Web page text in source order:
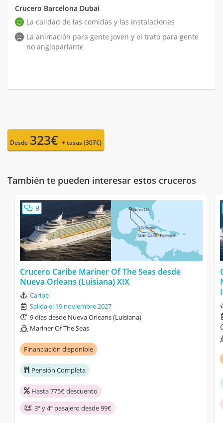
Crucero Barcelona Dubai
La calidad de las comidas y las instalaciones
La animación para gente joven y el trato para gente
no angloparlante
Desde 323€ + tasas (307€)
También te pueden interesar estos cruceros
9
Crucero Caribe Mariner Of The Seas desde
Nueva Orleans (Luisiana) XIX
Caribe
Salida el 19 noviembre 2027
9 días desde Nueva Orleans (Luisiana)
Mariner Of The Seas
Financiación disponible
Pensión Completa
Hasta 775€ descuento
3º y 4º pasajero desde 99€